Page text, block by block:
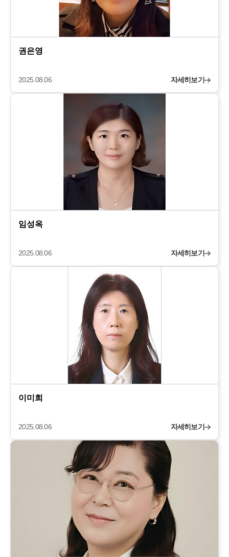
권은영
2025.08.06 자세히보기
임성옥
2025.08.06 자세히보기
이미희
2025.08.06 자세히보기